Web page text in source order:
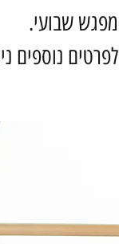
לפרטים נוספים